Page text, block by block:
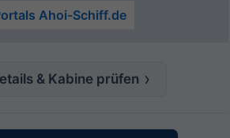
Ahoi-Schiff.de
& Kabine prüfen